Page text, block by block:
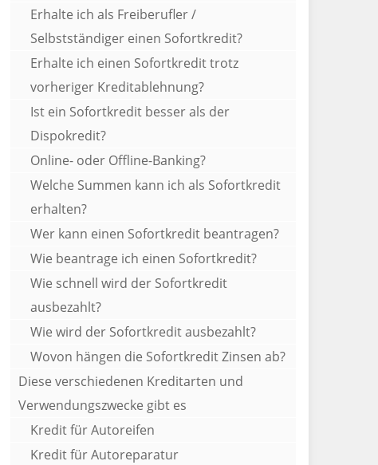
Erhalte ich als Freiberufler /
Selbstständiger einen Sofortkredit?
Erhalte ich einen Sofortkredit trotz
vorheriger Kreditablehnung?
Ist ein Sofortkredit besser als der
Dispokredit?
Online- oder Offline-Banking?
Welche Summen kann ich als Sofortkredit
erhalten?
Wer kann einen Sofortkredit beantragen?
Wie beantrage ich einen Sofortkredit?
Wie schnell wird der Sofortkredit
ausbezahlt?
Wie wird der Sofortkredit ausbezahlt?
Wovon hängen die Sofortkredit Zinsen ab?
Diese verschiedenen Kreditarten und
Verwendungszwecke gibt es
Kredit für Autoreifen
Kredit für Autoreparatur